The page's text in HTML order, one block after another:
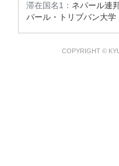
滞在国名1： ネパール連
パール・トリブバン大学
COPYRIGHT ©